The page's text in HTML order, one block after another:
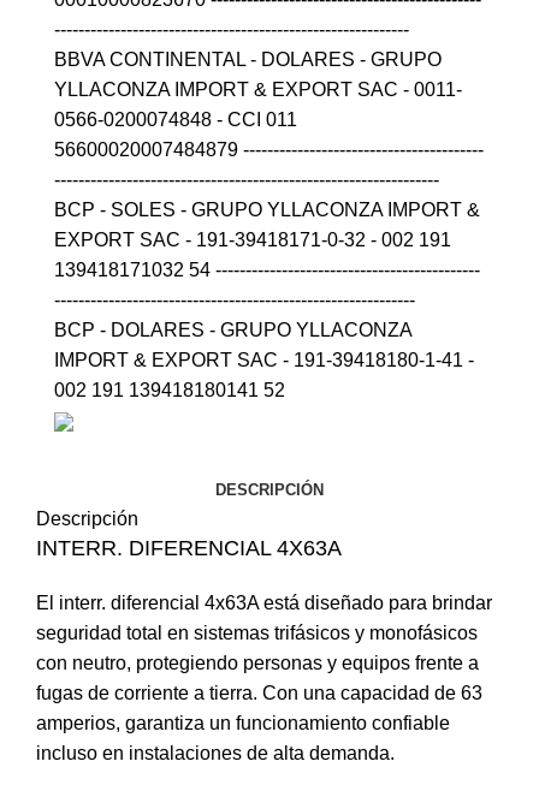
-----------------------------------------------------------
BBVA CONTINENTAL - DOLARES - GRUPO
YLLACONZA IMPORT & EXPORT SAC - 0011-
0566-0200074848 - CCI 011
56600020007484879 ----------------------------------------
----------------------------------------------------------------
BCP - SOLES - GRUPO YLLACONZA IMPORT &
EXPORT SAC - 191-39418171-0-32 - 002 191
139418171032 54 --------------------------------------------
------------------------------------------------------------
BCP - DOLARES - GRUPO YLLACONZA
IMPORT & EXPORT SAC - 191-39418180-1-41 -
002 191 139418180141 52
DESCRIPCIÓN
Descripción
INTERR. DIFERENCIAL 4X63A
El interr. diferencial 4x63A está diseñado para brindar
seguridad total en sistemas trifásicos y monofásicos
con neutro, protegiendo personas y equipos frente a
fugas de corriente a tierra. Con una capacidad de 63
amperios, garantiza un funcionamiento confiable
incluso en instalaciones de alta demanda.